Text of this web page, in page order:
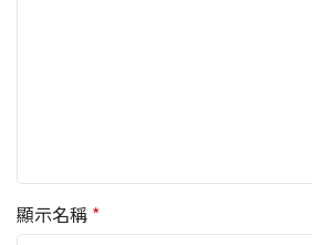
顯示名稱 *